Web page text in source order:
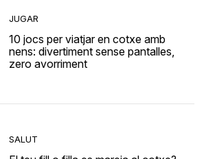
JUGAR
10 jocs per viatjar en cotxe amb
nens: divertiment sense pantalles,
zero avorriment
SALUT